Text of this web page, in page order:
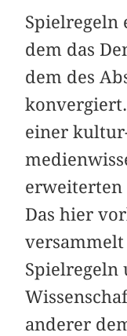
Spielregeln
dem das
dem des
einer
erweiterten
Das hier
Spielregeln
anderer